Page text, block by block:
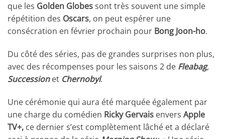
que les Golden Globessont très souvent une simple
répétition des Oscars, on peut espérer une
consécration en février prochain pour Bong Joon-ho.
Du côté des séries, pas de grandes surprises non plus,
avec des récompenses pour les saisons 2 de Fleabag,
Successionet Chernobyl.
Une cérémonie qui aura été marquée également par
une charge du comédien Ricky Gervais envers Apple
TV+, ce dernier s’est complètement lâché et a déclaré